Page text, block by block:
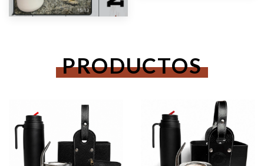
PRODUCTOS